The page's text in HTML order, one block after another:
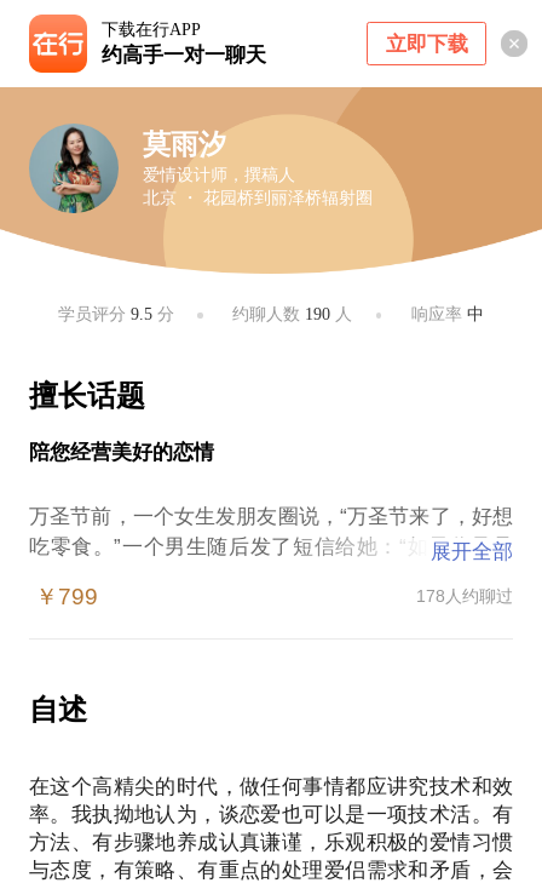
下载在行APP
约高手一对一聊天 立即下载
莫雨汐
爱情设计师，撰稿人
北京 ・ 花园桥到丽泽桥辐射圈
学员评分9.5 分 约聊人数 190 人 响应率 中
擅长话题
陪您经营美好的恋情
万圣节前，一个女生发朋友圈说，“万圣节来了，好想
吃零食。”一个男生随后发了短信给她：“如果你只是
想见到送零食的人，回复‘好的’，5分钟后我将在楼下
节，并且成为了情侣。这是我帮好友设计的感情偶
遇。
都说最好的爱情，是在对的时间遇到对的人。如果对
的人却总是因为表达问题、相处技巧问题阴差阳错
catch不到对的时间……要怎么办才好？
展开全部
￥799 178人约聊过
自述
在这个高精尖的时代，做任何事情都应讲究技术和效
率。我执拗地认为，谈恋爱也可以是一项技术活。有
方法、有步骤地养成认真谦谨，乐观积极的爱情习惯
与态度，有策略、有重点的处理爱侣需求和矛盾，会